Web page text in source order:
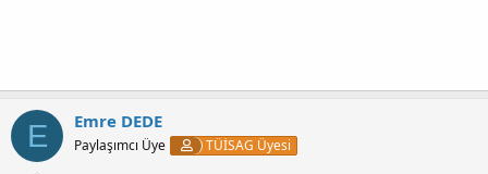
E Emre DEDE
Paylaşımcı Üye TÜİSAG Üyesi